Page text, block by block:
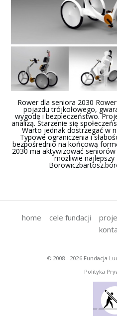
Rower dla seniora 2030
pojazdu trójkołowego,
wygodę i bezpieczeństwo.
analizą. Starzenie się
Warto jednak dostrzegać w
Typowe ograniczenia i
bezpośrednio na końcową
2030 ma aktywizować
możliwie
home cele fundacji
© 2008 - 2026 Fundacja
Polityka